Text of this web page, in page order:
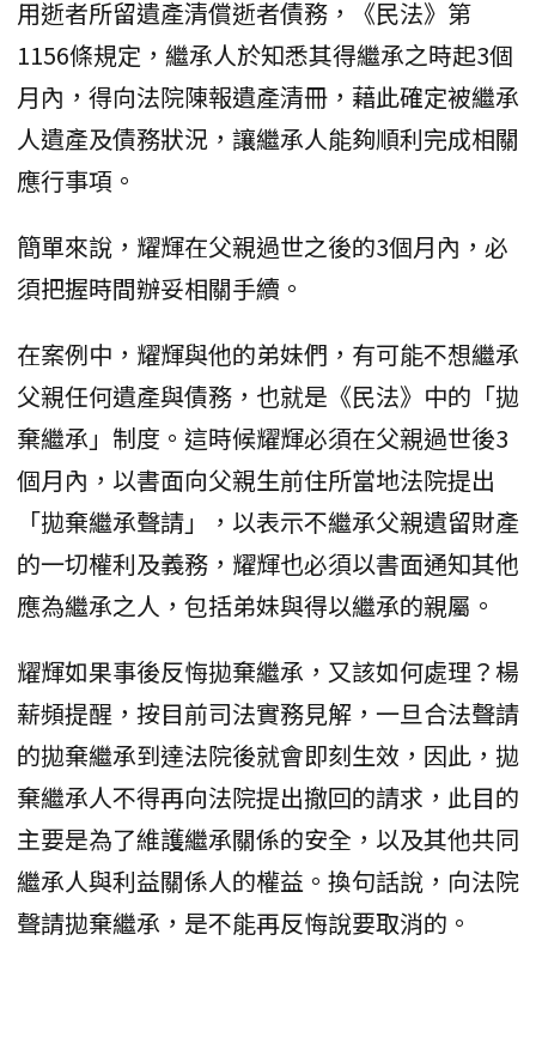
用逝者所留遺產清償逝者債務，《民法》第
1156條規定，繼承人於知悉其得繼承之時起3個
月內，得向法院陳報遺產清冊，藉此確定被繼承
人遺產及債務狀況，讓繼承人能夠順利完成相關
應行事項。
簡單來說，耀輝在父親過世之後的3個月內，必
須把握時間辦妥相關手續。
在案例中，耀輝與他的弟妹們，有可能不想繼承
父親任何遺產與債務，也就是《民法》中的「拋
棄繼承」制度。這時候耀輝必須在父親過世後3
個月內，以書面向父親生前住所當地法院提出
「拋棄繼承聲請」，以表示不繼承父親遺留財產
的一切權利及義務，耀輝也必須以書面通知其他
應為繼承之人，包括弟妹與得以繼承的親屬。
耀輝如果事後反悔拋棄繼承，又該如何處理？楊
薪頻提醒，按目前司法實務見解，一旦合法聲請
的拋棄繼承到達法院後就會即刻生效，因此，拋
棄繼承人不得再向法院提出撤回的請求，此目的
主要是為了維護繼承關係的安全，以及其他共同
繼承人與利益關係人的權益。換句話說，向法院
聲請拋棄繼承，是不能再反悔說要取消的。